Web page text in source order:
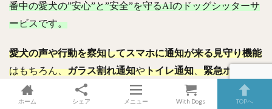
番中の愛犬の”安心”と”安全”を守るAIのドッグシッターサ
ービスです。
愛犬の声や行動を察知してスマホに通知が来る見守り機能
はもちろん、ガラス割れ通知やトイレ通知、緊急ホーム通
なども備えて防犯対策にも役立ちます。
ホーム シェア メニュー With Dogs TOPへ